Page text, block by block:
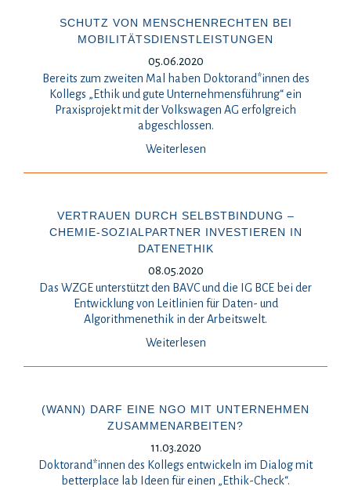
SCHUTZ VON MENSCHENRECHTEN BEI
MOBILITÄTSDIENSTLEISTUNGEN
05.06.2020
Bereits zum zweiten Mal haben Doktorand*innen des
Kollegs „Ethik und gute Unternehmensführung“ ein
Praxisprojekt mit der Volkswagen AG erfolgreich
abgeschlossen.
Weiterlesen
VERTRAUEN DURCH SELBSTBINDUNG –
CHEMIE-SOZIALPARTNER INVESTIEREN IN
DATENETHIK
08.05.2020
Das WZGE unterstützt den BAVC und die IG BCE bei der
Entwicklung von Leitlinien für Daten- und
Algorithmenethik in der Arbeitswelt.
Weiterlesen
(WANN) DARF EINE NGO MIT UNTERNEHMEN
ZUSAMMENARBEITEN?
11.03.2020
Doktorand*innen des Kollegs entwickeln im Dialog mit
betterplace lab Ideen für einen „Ethik-Check“.